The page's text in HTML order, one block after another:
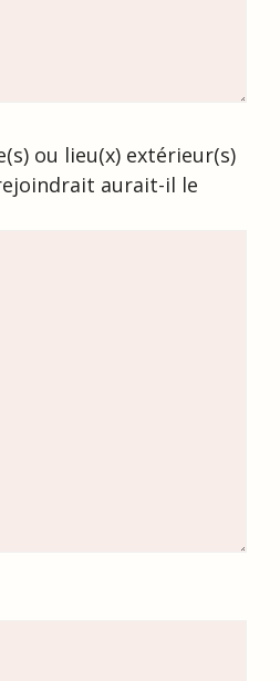
ou lieu(x) extérieur(s)
aurait-il le